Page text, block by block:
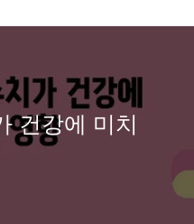
건강에 미치